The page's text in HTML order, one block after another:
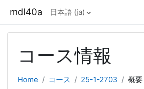
mdl40a 日本語 ‎(ja)‎
コース情報
Home コース 25-1-2703 概要